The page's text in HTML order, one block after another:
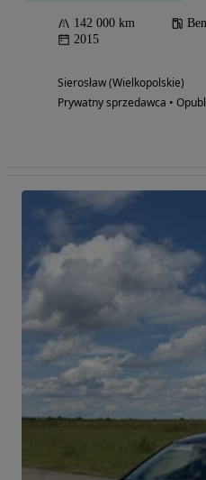
142 000 km
2015
Sierosław (Wielkopolskie)
Prywatny sprzedawca •